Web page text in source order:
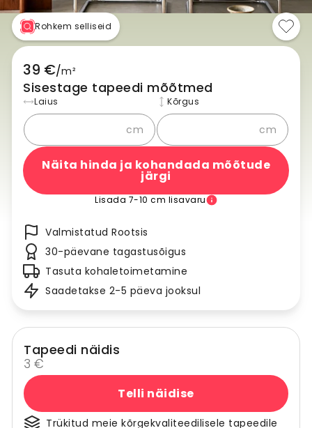
Rohkem selliseid
39 €/m²
Sisestage tapeedi mõõtmed
Laius
cm
Kõrgus
cm
Näita hinda ja kohandada mõõtude
järgi
Lisada 7-10 cm lisavaru
Valmistatud Rootsis
30-päevane tagastusõigus
Tasuta kohaletoimetamine
Saadetakse 2-5 päeva jooksul
Tapeedi näidis
3 €
Telli näidise
Trükitud meie kõrgekvaliteedilisele tapeedile